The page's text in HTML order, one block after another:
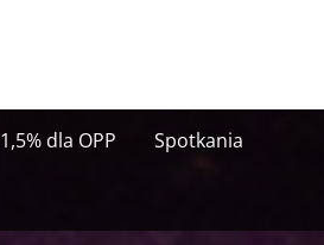
1,5% dla OPP Spotkania